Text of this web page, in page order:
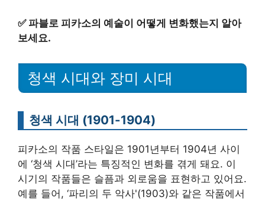
✅ 파블로 피카소의 예술이 어떻게 변화했는지 알아
보세요.
청색 시대와 장미 시대
청색 시대 (1901-1904)
피카소의 작품 스타일은 1901년부터 1904년 사이
에 ‘청색 시대’라는 특징적인 변화를 겪게 돼요. 이
시기의 작품들은 슬픔과 외로움을 표현하고 있어요.
예를 들어, ‘파리의 두 악사'(1903)와 같은 작품에서